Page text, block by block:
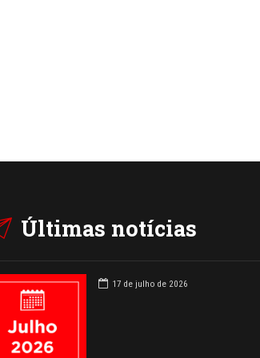
Últimas notícias
17 de julho de 2026